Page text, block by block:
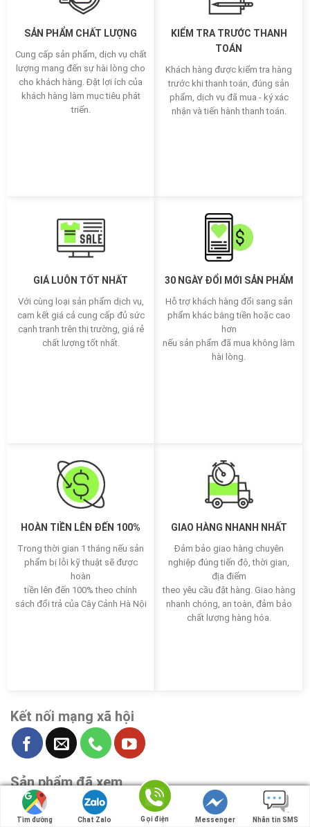
SẢN PHẨM CHẤT LƯỢNG
Cung cấp sản phẩm, dịch vụ chất
lượng mang đến sự hài lòng cho
cho khách hàng. Đặt lợi ích của
khách hàng làm mục tiêu phát
triển.
KIỂM TRA TRƯỚC THANH
TOÁN
Khách hàng được kiểm tra hàng
trước khi thanh toán, đúng sản
phẩm, dịch vụ đã mua - ký xác
nhận và tiến hành thanh toán.
GIÁ LUÔN TỐT NHẤT
Với cùng loại sản phẩm dịch vụ,
cam kết giá cả cung cấp đủ sức
cạnh tranh trên thị trường, giá rẻ
chất lượng tốt nhất.
30 NGÀY ĐỔI MỚI SẢN PHẨM
Hỗ trợ khách hàng đổi sang sản
phẩm khác bằng tiền hoặc cao
hơn
nếu sản phẩm đã mua không làm
hài lòng.
HOÀN TIỀN LÊN ĐẾN 100%
Trong thời gian 1 tháng nếu sản
phẩm bị lỗi kỹ thuật sẽ được
hoàn
tiền lên đến 100% theo chính
sách đổi trả của Cây Cảnh Hà Nội
GIAO HÀNG NHANH NHẤT
Đảm bảo giao hàng chuyên
nghiệp đúng tiến độ, thời gian,
địa điểm
theo yêu cầu đặt hàng. Giao hàng
nhanh chóng, an toàn, đảm bảo
chất lượng hàng hóa.
Kết nối mạng xã hội
Sản phẩm đã xem
Tìm đường Chat Zalo Gọi điện Messenger Nhắn tin SMS
Tìm đường Chat Zalo Gọi điện Messenger Nhắn tin SMS